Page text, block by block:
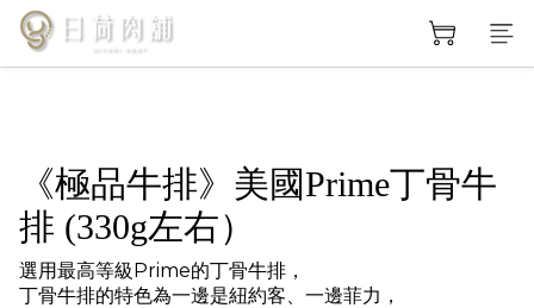
《極品牛排》美國Prime丁骨牛
排 (330g左右）
選用最高等級Prime的丁骨牛排，
丁骨牛排的特色為一邊是紐約客、一邊菲力，